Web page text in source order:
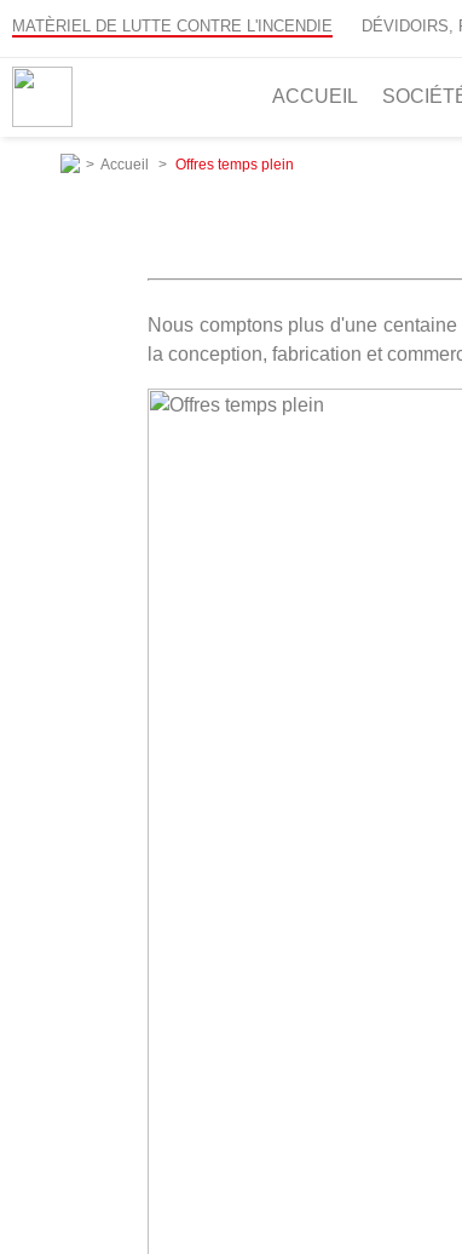
MATÈRIEL DE LUTTE CONTRE L'INCENDIE DÉVIDOIRS,
ACCUEIL
> Accueil > Offres temps plein
Nous comptons plus d'une
la conception, fabrication et